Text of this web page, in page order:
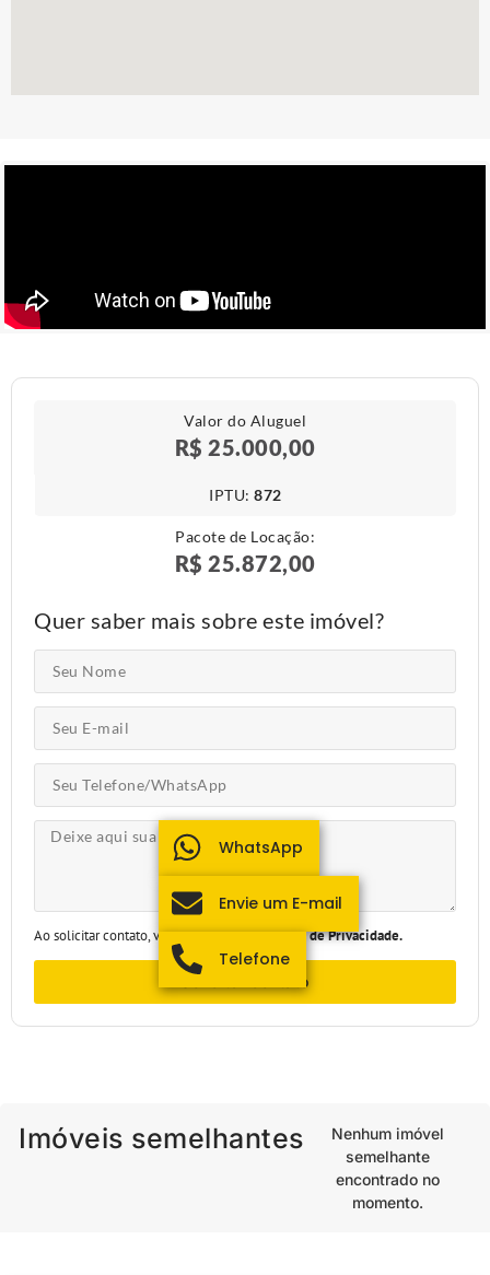
Valor do Aluguel
R$ 25.000,00
IPTU​: 872
Pacote de Locação:
R$ 25.872,00
Quer saber mais sobre este imóvel?
Ao solicitar contato, você aceita nossaPolítica de Privacidade.
Solicitar contato
Imóveis semelhantes
Nenhum imóvel
semelhante
encontrado no
momento.
WhatsApp
Envie um E-mail
Telefone